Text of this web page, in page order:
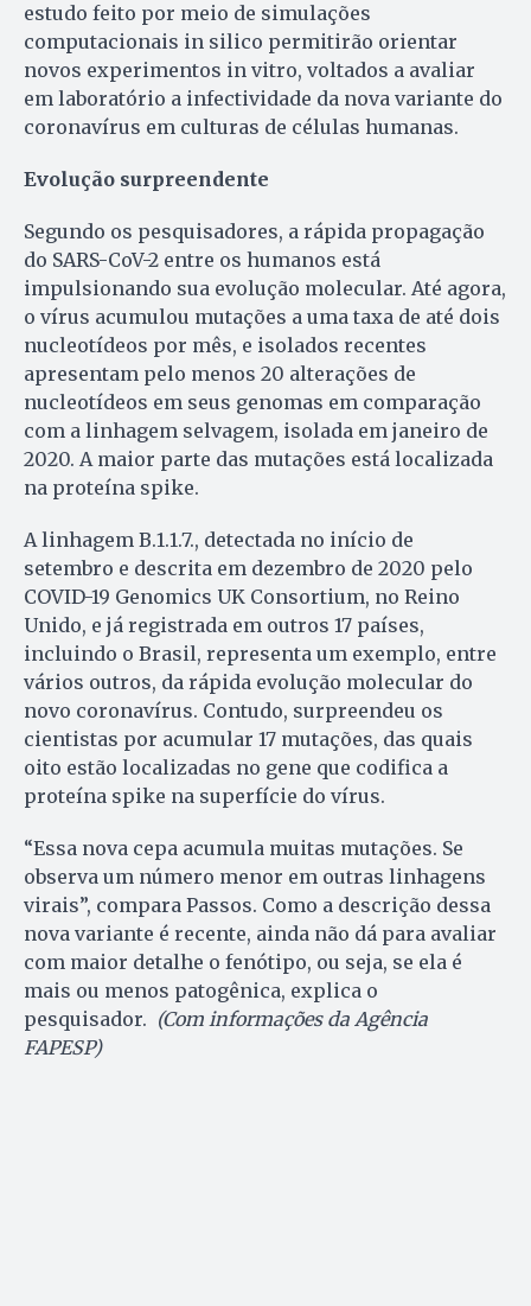
estudo feito por meio de simulações
computacionais in silico permitirão orientar
novos experimentos in vitro, voltados a avaliar
em laboratório a infectividade da nova variante do
coronavírus em culturas de células humanas.
Evolução surpreendente
Segundo os pesquisadores, a rápida propagação
do SARS-CoV-2 entre os humanos está
impulsionando sua evolução molecular. Até agora,
o vírus acumulou mutações a uma taxa de até dois
nucleotídeos por mês, e isolados recentes
apresentam pelo menos 20 alterações de
nucleotídeos em seus genomas em comparação
com a linhagem selvagem, isolada em janeiro de
2020. A maior parte das mutações está localizada
na proteína spike.
A linhagem B.1.1.7., detectada no início de
setembro e descrita em dezembro de 2020 pelo
COVID-19 Genomics UK Consortium, no Reino
Unido, e já registrada em outros 17 países,
incluindo o Brasil, representa um exemplo, entre
vários outros, da rápida evolução molecular do
novo coronavírus. Contudo, surpreendeu os
cientistas por acumular 17 mutações, das quais
oito estão localizadas no gene que codifica a
proteína spike na superfície do vírus.
“Essa nova cepa acumula muitas mutações. Se
observa um número menor em outras linhagens
virais”, compara Passos. Como a descrição dessa
nova variante é recente, ainda não dá para avaliar
com maior detalhe o fenótipo, ou seja, se ela é
mais ou menos patogênica, explica o
pesquisador. (Com informações da Agência
FAPESP)